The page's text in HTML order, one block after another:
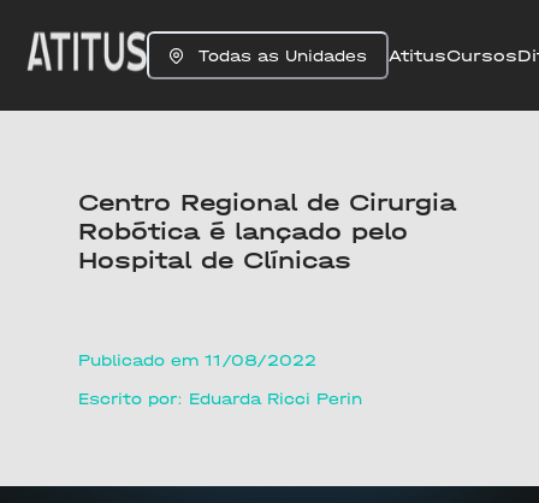
Todas as Unidades AtitusCursos
Centro Regional de Cirurgia
Robótica é lançado pelo
Hospital de Clínicas
Publicado em 11/08/2022
Escrito por: Eduarda Ricci Perin